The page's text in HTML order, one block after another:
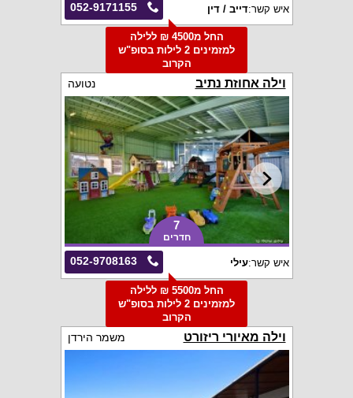
052-9171155 איש קשר:דייב / דין
החל מ4500 ₪ ללילה
למזמינים 2 לילות בסופ"ש
הקרוב
וילה אחוזת נתיב נטועה
7
חדרים
052-9708163 איש קשר:עילי
החל מ5500 ₪ ללילה
למזמינים 2 לילות בסופ"ש
הקרוב
וילה מאיורי ריזורט משמר הירדן